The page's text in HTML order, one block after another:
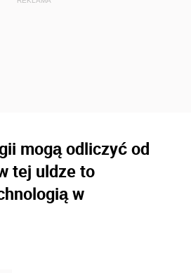
mogą odliczyć od
tej uldze to
w